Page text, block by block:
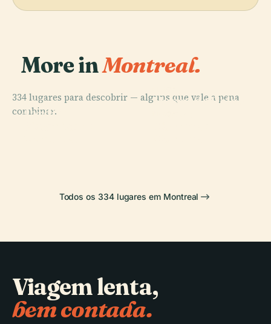
More inMontreal.
334 lugares para descobrir — alguns que vale a pena
combinar.
PLACE
Museu de Belas
PLACE
Jardim
Todos os 334 lugares em Montreal
Viagem lenta,
bem contada.